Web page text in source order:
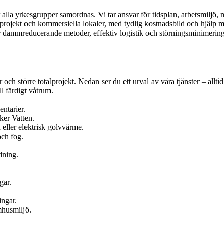
yrkesgrupper samordnas. Vi tar ansvar för tidsplan, arbetsmiljö,
och kommersiella lokaler, med tydlig kostnadsbild och hjälp
metoder, effektiv logistik och
större totalprojekt. Nedan ser du ett urval av våra tjänster –
färdigt våtrum.
Vatten.
elektrisk golvvärme.
fog.